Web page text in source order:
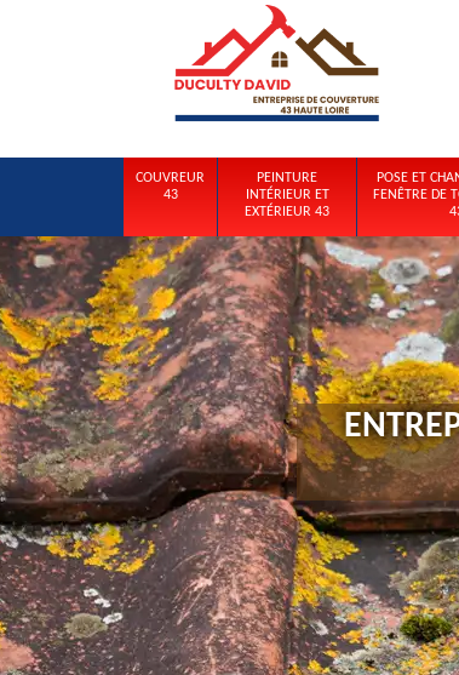
COUVREUR
43
PEINTURE
INTÉRIEUR ET
EXTÉRIEUR 43
POSE ET
FENÊTRE DE